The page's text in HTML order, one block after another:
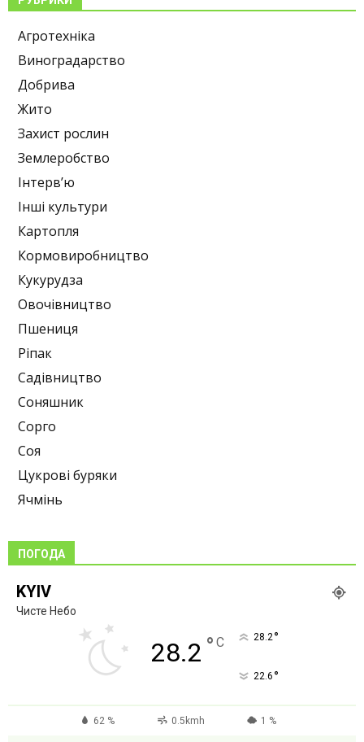
Агротехніка
Виноградарство
Добрива
Жито
Захист рослин
Землеробство
Інтерв’ю
Інші культури
Картопля
Кормовиробництво
Кукурудза
Овочівництво
Пшениця
Ріпак
Садівництво
Соняшник
Сорго
Соя
Цукрові буряки
Ячмінь
ПОГОДА
KYIV
Чисте Небо
28.2 ° C 28.2°
22.6 °
62 % 0.5kmh 1 %